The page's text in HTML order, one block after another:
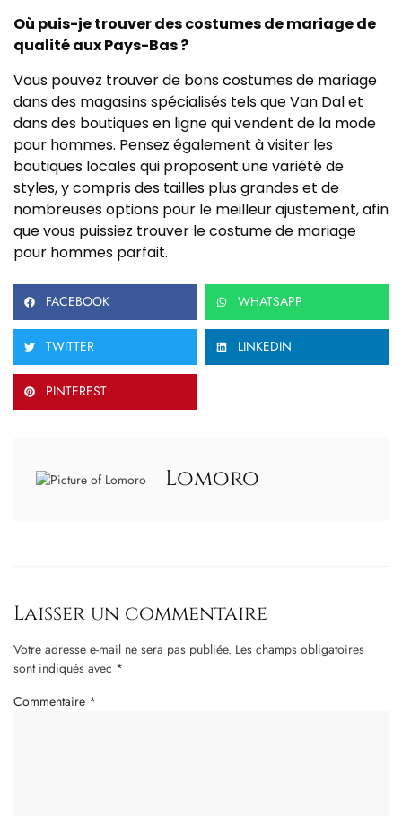
Où puis-je trouver des costumes de mariage de
qualité aux Pays-Bas ?
Vous pouvez trouver de bons costumes de mariage
dans des magasins spécialisés tels que Van Dal et
dans des boutiques en ligne qui vendent de la mode
pour hommes. Pensez également à visiter les
boutiques locales qui proposent une variété de
styles, y compris des tailles plus grandes et de
nombreuses options pour le meilleur ajustement, afin
que vous puissiez trouver le costume de mariage
pour hommes parfait.
FACEBOOK WHATSAPP
TWITTER LINKEDIN
PINTEREST
Lomoro
Laisser un commentaire
Votre adresse e-mail ne sera pas publiée. Les champs obligatoires
sont indiqués avec *
Commentaire *